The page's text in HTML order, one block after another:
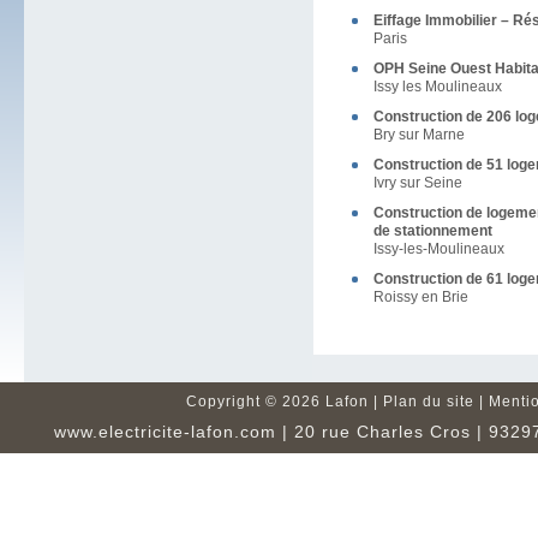
Eiffage Immobilier –
Paris
OPH Seine Ouest
Issy les Moulineaux
Construction de 206
Bry sur Marne
Construction de 51
Ivry sur Seine
Construction de
de stationnement
Issy-les-Moulineaux
Construction de 61
Roissy en Brie
Copyright © 2026 Lafon | Plan du site
www.electricite-lafon.com | 20 rue Charles Cros |